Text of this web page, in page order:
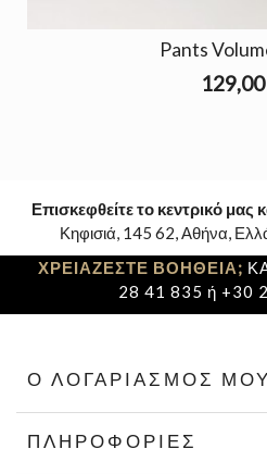
Pants
Επισκεφθείτε το κεντρικό μας
Κηφισιά, 145 62, Αθήνα,
ΧΡΕΙΑΖΕΣΤΕ ΒΟΗΘΕΙΑ;
28 41 835 ή +30
Ο ΛΟΓΑΡΙΑΣΜΌΣ ΜΟΥ
ΠΛΗΡΟΦΟΡΊΕΣ